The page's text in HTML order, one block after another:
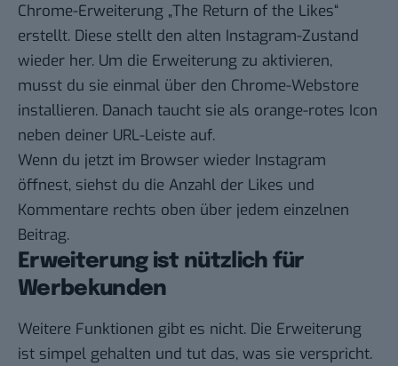
Chrome-Erweiterung „The Return of the Likes“
erstellt. Diese stellt den alten Instagram-Zustand
wieder her. Um die Erweiterung zu aktivieren,
musst du sie einmal über den Chrome-Webstore
installieren. Danach taucht sie als orange-rotes Icon
neben deiner URL-Leiste auf.
Wenn du jetzt im Browser wieder Instagram
öffnest, siehst du die Anzahl der Likes und
Kommentare rechts oben über jedem einzelnen
Beitrag.
Erweiterung ist nützlich für
Werbekunden
Weitere Funktionen gibt es nicht. Die Erweiterung
ist simpel gehalten und tut das, was sie verspricht.